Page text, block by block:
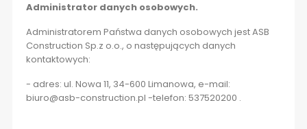
Administrator danych osobowych.
Administratorem Państwa danych osobowych jest ASB
Construction Sp.z o.o., o następujących danych
kontaktowych:
- adres: ul. Nowa 11, 34-600 Limanowa, e-mail:
biuro@asb-construction.pl -telefon: 537520200 .